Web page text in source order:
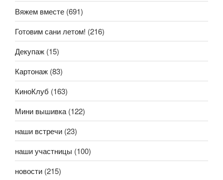
Вяжем вместе (691)
Готовим сани летом! (216)
Декупаж (15)
Картонаж (83)
КиноКлуб (163)
Мини вышивка (122)
наши встречи (23)
наши участницы (100)
новости (215)